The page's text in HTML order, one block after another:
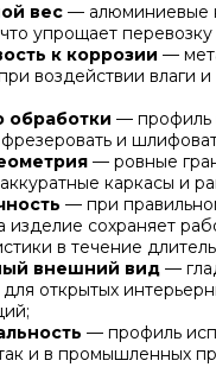
вес — алюминиевые
что упрощает
к коррозии —
воздействии влаги
обработки — профиль
фрезеровать и
— ровные
каркасы и
— при
изделие сохраняет
в течение
внешний вид —
открытых
— профиль
и в промышленных